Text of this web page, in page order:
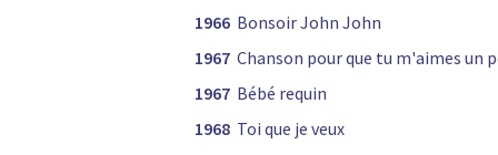
1966 Bonsoir John John
1967 Chanson pour que tu m'aimes un
1967 Bébé requin
1968 Toi que je veux